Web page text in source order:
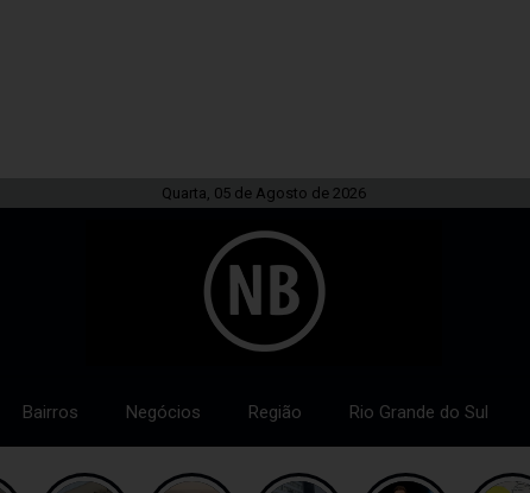
Quarta, 05 de Agosto de 2026
Bairros Negócios Região Rio Grande do Sul